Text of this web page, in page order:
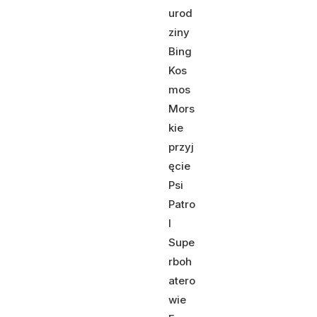
urod
ziny
Bing
Kos
mos
Mors
kie
przyj
ęcie
Psi
Patro
l
Supe
rboh
atero
wie